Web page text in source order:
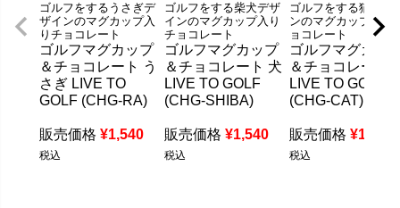
ゴルフをするうさぎデ
ザインのマグカップ入
りチョコレート
ゴルフマグカップ
＆チョコレート う
さぎ LIVE TO
GOLF (CHG-RA)
販売価格 ¥1,540
税込
ゴルフをする柴犬デザ
インのマグカップ入り
チョコレート
ゴルフマグカップ
＆チョコレート 犬
LIVE TO GOLF
(CHG-SHIBA)
販売価格 ¥1,540
税込
ゴルフをする猫デザ
ンのマグカップ入り
ョコレート
ゴルフマグカッ
＆チョコレート
LIVE TO GOLF
(CHG-CAT)
販売価格 ¥1,540
税込